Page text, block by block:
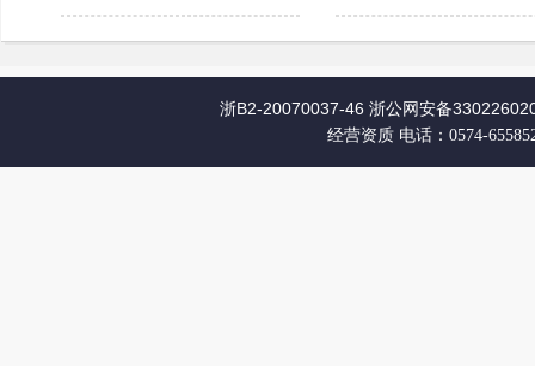
浙B2-20070037-46 浙公网安备
经营资质 电话：0574-